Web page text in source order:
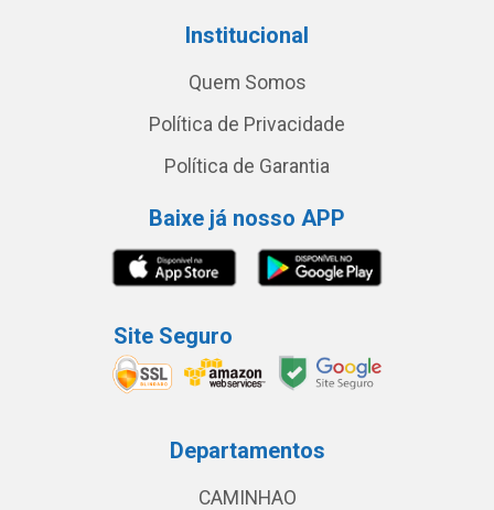
Institucional
Quem Somos
Política de Privacidade
Política de Garantia
Baixe já nosso APP
Site Seguro
Departamentos
CAMINHAO